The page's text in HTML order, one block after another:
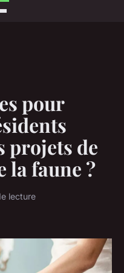
pour
projets de
la faune ?
lecture